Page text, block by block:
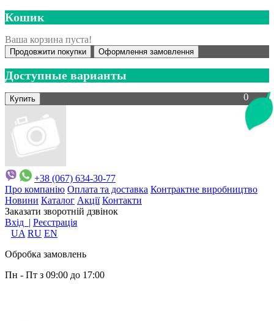
Кошик
Ваша корзина пуста!
Продовжити покупки Оформлення замовлення
0
Доступные варианты
+38 (067) 634-30-77
Про компанію Оплата та доставка Контрактне виробництво
Новини Каталог Акції Контакти
Заказати зворотній дзвінок
Вхід | Реєстрація
UA RU EN
Обробка замовлень
Пн - Пт з 09:00 до 17:00